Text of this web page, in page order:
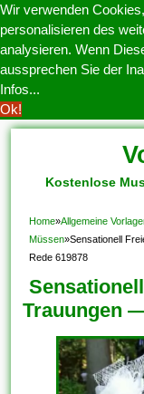
Wir verwenden
personalisieren des
analysieren. Wenn
aussprechen Sie der
Infos...
Ok!
Kostenlose
Home»Allgemeine
Müssen»Sensationell
Rede 619878
Trauungen